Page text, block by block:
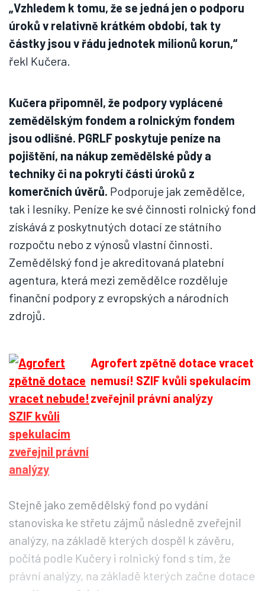
„Vzhledem k tomu, že se jedná jen o podporu
úroků v relativně krátkém období, tak ty
částky jsou v řádu jednotek milionů korun,“
řekl Kučera.
Kučera připomněl, že podpory vyplácené
zemědělským fondem a rolnickým fondem
jsou odlišné. PGRLF poskytuje peníze na
pojištění, na nákup zemědělské půdy a
techniky či na pokrytí části úroků z
komerčních úvěrů. Podporuje jak zemědělce,
tak i lesníky. Peníze ke své činnosti rolnický fond
získává z poskytnutých dotací ze státního
rozpočtu nebo z výnosů vlastní činnosti.
Zemědělský fond je akreditovaná platební
agentura, která mezi zemědělce rozděluje
finanční podpory z evropských a národních
zdrojů.
Agrofert zpětně dotace vracet
nemusí! SZIF kvůli spekulacím
zveřejnil právní analýzy
Stejně jako zemědělský fond po vydání
stanoviska ke střetu zájmů následně zveřejnil
analýzy, na základě kterých dospěl k závěru,
počítá podle Kučery i rolnický fond s tím, že
právní analýzy, na základě kterých začne dotace